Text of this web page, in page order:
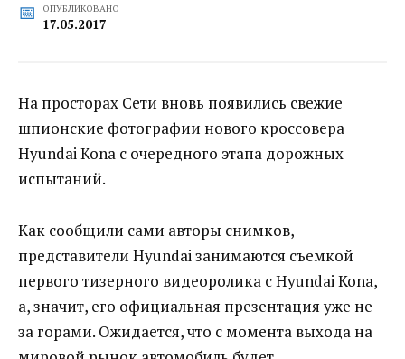
ОПУБЛИКОВАНО
17.05.2017
На просторах Сети вновь появились свежие
шпионские фотографии нового кроссовера
Hyundai Kona с очередного этапа дорожных
испытаний.
Как сообщили сами авторы снимков,
представители Hyundai занимаются съемкой
первого тизерного видеоролика с Hyundai Kona,
а, значит, его официальная презентация уже не
за горами. Ожидается, что с момента выхода на